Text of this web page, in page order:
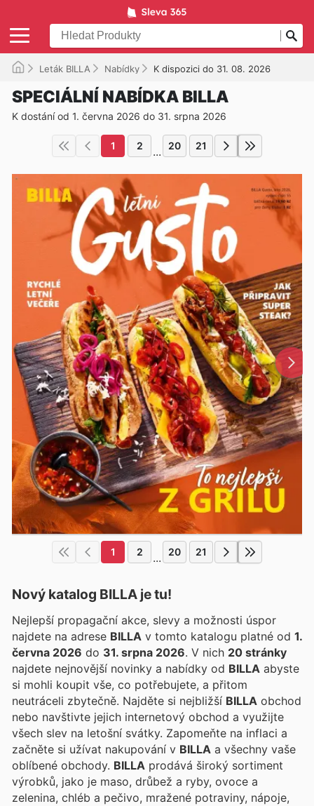
Leták BILLA Nabídky K dispozici do 31. 08. 2026
SPECIÁLNÍ NABÍDKA BILLA
K dostání od 1. června 2026 do 31. srpna 2026
1 2 ... 20 21
1 2 ... 20 21
Nový katalog BILLA je tu!
Nejlepší propagační akce, slevy a možnosti úspor
najdete na adrese BILLA v tomto katalogu platné od 1.
června 2026 do 31. srpna 2026 . V nich 20 stránky
najdete nejnovější novinky a nabídky od BILLA abyste
si mohli koupit vše, co potřebujete, a přitom
neutráceli zbytečně. Najděte si nejbližší BILLA obchod
nebo navštivte jejich internetový obchod a využijte
všech slev na letošní svátky. Zapomeňte na inflaci a
začněte si užívat nakupování v BILLA a všechny vaše
oblíbené obchody. BILLA prodává široký sortiment
výrobků, jako je maso, drůbež a ryby, ovoce a
zelenina, chléb a pečivo, mražené potraviny, nápoje,